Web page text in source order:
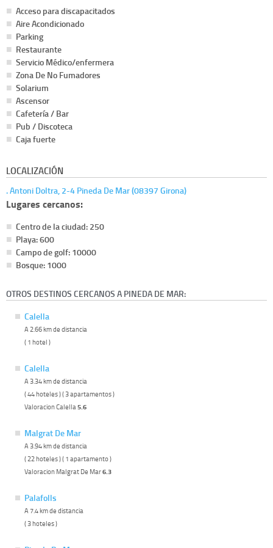
Acceso para discapacitados
Aire Acondicionado
Parking
Restaurante
Servicio Médico/enfermera
Zona De No Fumadores
Solarium
Ascensor
Cafetería / Bar
Pub / Discoteca
Caja fuerte
LOCALIZACIÓN
. Antoni Doltra, 2-4 Pineda De Mar (08397 Girona)
Lugares cercanos:
Centro de la ciudad: 250
Playa: 600
Campo de golf: 10000
Bosque: 1000
OTROS DESTINOS CERCANOS A PINEDA DE MAR:
Calella
A 2.66 km de distancia
( 1 hotel )
Calella
A 3.34 km de distancia
( 44 hoteles ) ( 3 apartamentos )
Valoracion Calella 5.6
Malgrat De Mar
A 3.94 km de distancia
( 22 hoteles ) ( 1 apartamento )
Valoracion Malgrat De Mar6.3
Palafolls
A 7.4 km de distancia
( 3 hoteles )